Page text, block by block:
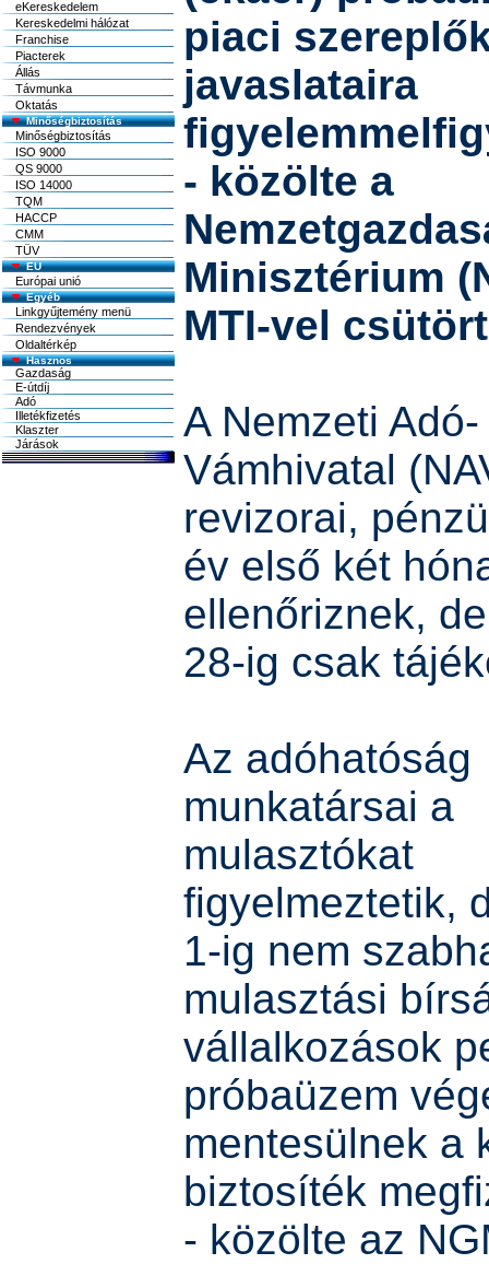
eKereskedelem
Kereskedelmi hálózat
Franchise
Piacterek
Állás
Távmunka
Oktatás
Minőségbiztosítás
Minőségbiztosítás
ISO 9000
QS 9000
ISO 14000
TQM
HACCP
CMM
TÜV
EU
Európai unió
Egyéb
Linkgyűjtemény menü
Rendezvények
Oldaltérkép
piaci
javaslataira
- közölte a
Minisztérium
MTI-vel
A Nemzeti
Vámhivatal
revizorai,
év első két
ellenőriznek,
28-ig csak
Az adóhatóság
munkatársai a
mulasztókat
figyelmeztetik,
1-ig nem
mulasztási
vállalkozások
próbaüzem
mentesülnek a
biztosíték
- közölte az